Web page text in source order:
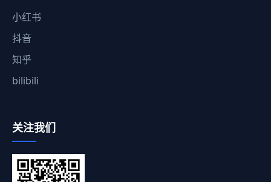
小红书
抖音
知乎
bilibili
关注我们